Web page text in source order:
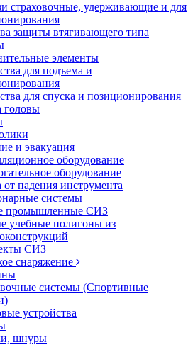
страховочные, удерживающие и для
защиты втягивающего типа
элементы
для подъема и
для спуска и позиционирования
головы
и эвакуация
оборудование
оборудование
от падения инструмента
системы
промышленные СИЗ
учебные полигоны из
СИЗ
снаряжение
системы (Спортивные
устройства
шнуры